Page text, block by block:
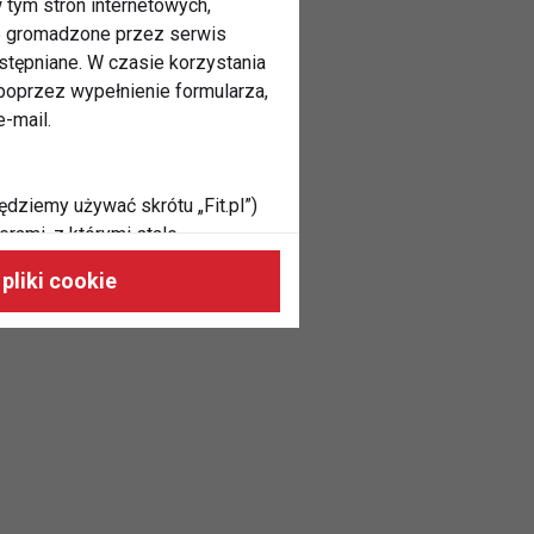
tym stron internetowych,
gromadzone przez serwis
W czasie korzystania
wypełnienie formularza,
mail.
używać skrótu „Fit.pl”)
z którymi stale
odpowiadać Twoim
cookie